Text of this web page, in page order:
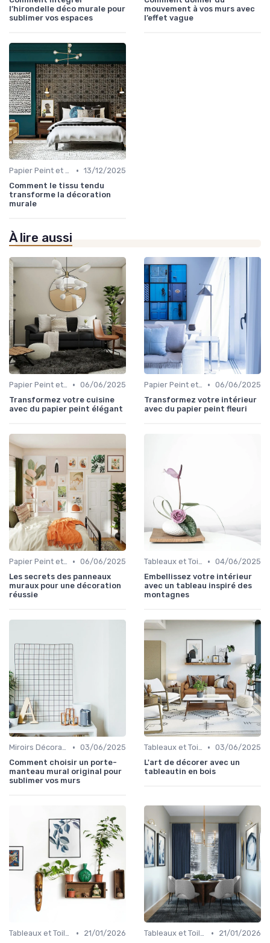
l’hirondelle déco murale pour
sublimer vos espaces
mouvement à vos murs avec
l’effet vague
Papier Peint et Revêtements Muraux • 13/12/2025
Comment le tissu tendu
transforme la décoration
murale
À lire aussi
Papier Peint et Revêtements Muraux • 06/06/2025
Transformez votre cuisine
avec du papier peint élégant
Papier Peint et Revêtements Muraux • 06/06/2025
Transformez votre intérieur
avec du papier peint fleuri
Papier Peint et Revêtements Muraux • 06/06/2025
Les secrets des panneaux
muraux pour une décoration
réussie
Tableaux et Toiles • 04/06/2025
Embellissez votre intérieur
avec un tableau inspiré des
montagnes
Miroirs Décoratifs • 03/06/2025
Comment choisir un porte-
manteau mural original pour
sublimer vos murs
Tableaux et Toiles • 03/06/2025
L'art de décorer avec un
tableautin en bois
Tableaux et Toiles •
21/01/2026
Tableaux et Toiles •
21/01/2026